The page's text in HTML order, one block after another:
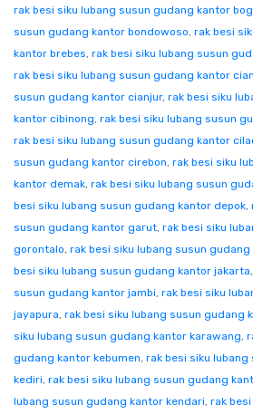
rak besi siku lubang susun gudang kantor
susun gudang kantor bondowoso, rak besi
kantor brebes, rak besi siku lubang susun
rak besi siku lubang susun gudang kantor
susun gudang kantor cianjur, rak besi siku
kantor cibinong, rak besi siku lubang susun
rak besi siku lubang susun gudang kantor
susun gudang kantor cirebon, rak besi siku
kantor demak, rak besi siku lubang susun
besi siku lubang susun gudang kantor depok,
susun gudang kantor garut, rak besi siku
gorontalo, rak besi siku lubang susun
besi siku lubang susun gudang kantor jakarta,
susun gudang kantor jambi, rak besi siku
jayapura, rak besi siku lubang susun gudang
siku lubang susun gudang kantor karawang,
gudang kantor kebumen, rak besi siku
kediri, rak besi siku lubang susun gudang
lubang susun gudang kantor kendari, rak